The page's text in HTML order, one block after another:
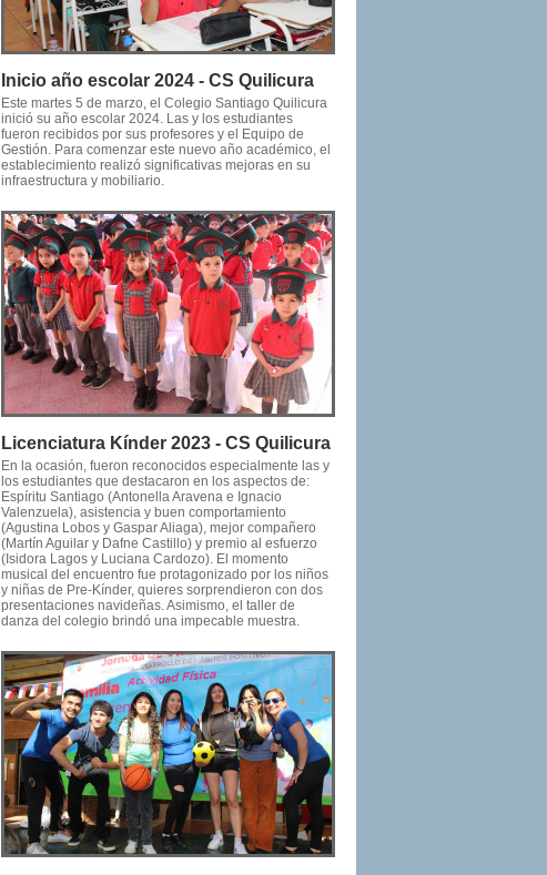
Inicio año escolar 2024 - CS Quilicura
Este martes 5 de marzo, el Colegio Santiago Quilicura
inició su año escolar 2024. Las y los estudiantes
fueron recibidos por sus profesores y el Equipo de
Gestión. Para comenzar este nuevo año académico, el
establecimiento realizó significativas mejoras en su
infraestructura y mobiliario.
Licenciatura Kínder 2023 - CS Quilicura
En la ocasión, fueron reconocidos especialmente las y
los estudiantes que destacaron en los aspectos de:
Espíritu Santiago (Antonella Aravena e Ignacio
Valenzuela), asistencia y buen comportamiento
(Agustina Lobos y Gaspar Aliaga), mejor compañero
(Martín Aguilar y Dafne Castillo) y premio al esfuerzo
(Isidora Lagos y Luciana Cardozo). El momento
musical del encuentro fue protagonizado por los niños
y niñas de Pre-Kínder, quieres sorprendieron con dos
presentaciones navideñas. Asimismo, el taller de
danza del colegio brindó una impecable muestra.